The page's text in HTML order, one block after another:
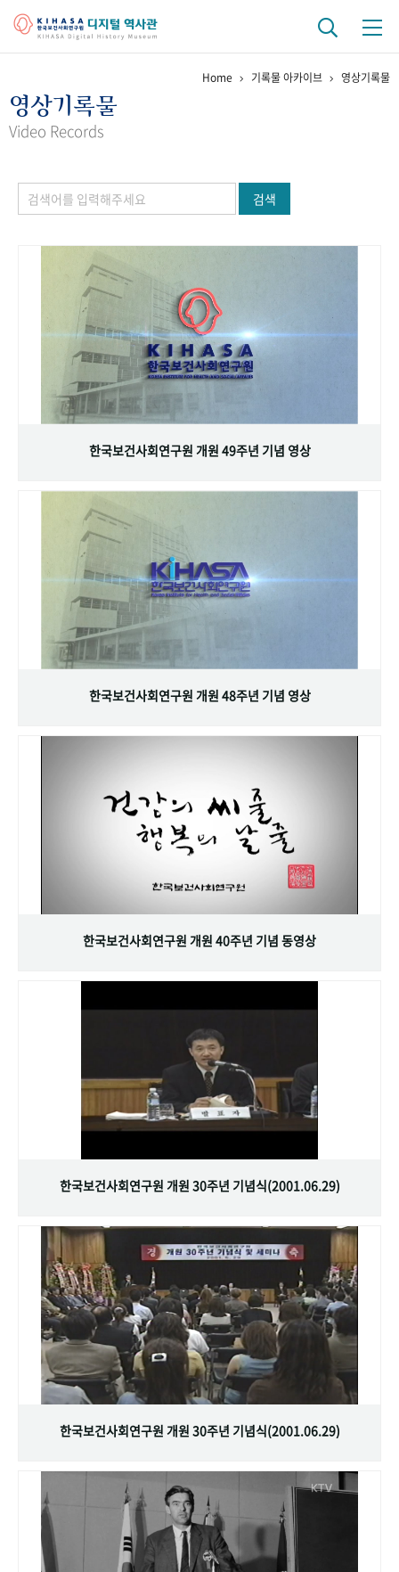
걸어온 길 기관 변천사
정책과 연구 키워드로 보는 연구 역사
연구자들
기록물 아카이브
사진 아카이브 문서 기록물 행정박물 영상 기록물
주년 기념
성과 50선 숫자로 보는 50년
VR 역사관
Home 기록물 아카이브 영상기록물
영상기록물
Video Records
검색
한국보건사회연구원 개원 49주년 기념 영상
한국보건사회연구원 개원 48주년 기념 영상
한국보건사회연구원 개원 40주년 기념 동영상
한국보건사회연구원 개원 30주년 기념식(2001.06.29)
한국보건사회연구원 개원 30주년 기념식(2001.06.29)